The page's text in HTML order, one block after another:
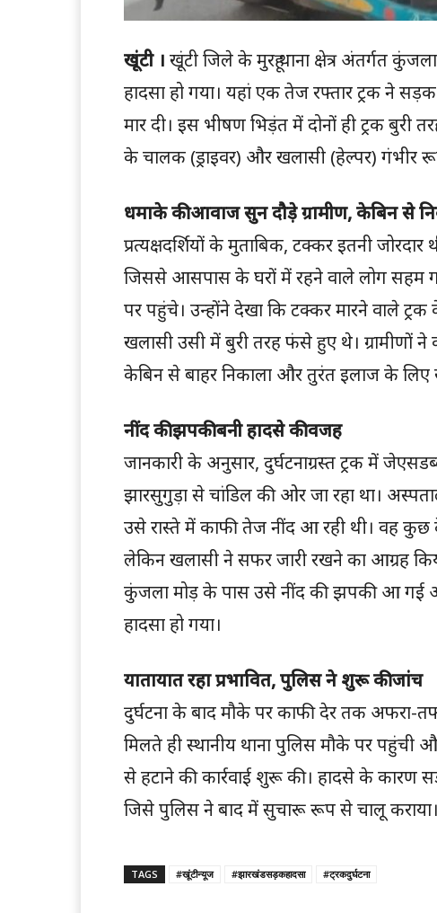
खूंटी । खूंटी जिले के मुरहू थाना क्षेत्र अंतर्गत
हादसा हो गया। यहां एक तेज रफ्तार ट्रक ने
मार दी। इस भीषण भिड़ंत में दोनों ही ट्रक बुरी
के चालक (ड्राइवर) और खलासी (हेल्पर) गंभीर
धमाके की आवाज सुन दौड़े ग्रामीण, केबिन से
प्रत्यक्षदर्शियों के मुताबिक, टक्कर इतनी
जिससे आसपास के घरों में रहने वाले लोग सहम
पर पहुंचे। उन्होंने देखा कि टक्कर मारने वाले
खलासी उसी में बुरी तरह फंसे हुए थे।
केबिन से बाहर निकाला और तुरंत इलाज के लिए
नींद की झपकी बनी हादसे की वजह
जानकारी के अनुसार, दुर्घटनाग्रस्त ट्रक में
झारसुगुड़ा से चांडिल की ओर जा रहा था।
उसे रास्ते में काफी तेज नींद आ रही थी। वह कुछ
लेकिन खलासी ने सफर जारी रखने का आग्रह
कुंजला मोड़ के पास उसे नींद की झपकी आ गई
हादसा हो गया।
यातायात रहा प्रभावित, पुलिस ने शुरू की जांच
दुर्घटना के बाद मौके पर काफी देर तक अफरा-
मिलते ही स्थानीय थाना पुलिस मौके पर पहुंची
से हटाने की कार्रवाई शुरू की। हादसे के कारण
जिसे पुलिस ने बाद में सुचारू रूप से चालू कराया।
TAGS #खूंटीन्यूज #झारखंडसड़कहादसा #ट्रकदुर्घटना